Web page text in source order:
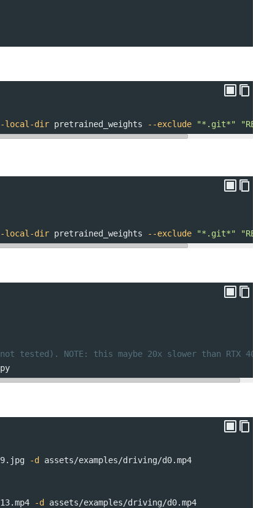
local-dir pretrained_weights --exclude "*.git*"
local-dir pretrained_weights --exclude "*.git*"
NOTE: this maybe 20x slower than RTX
-d assets/examples/driving/d0.mp4
-d assets/examples/driving/d0.mp4